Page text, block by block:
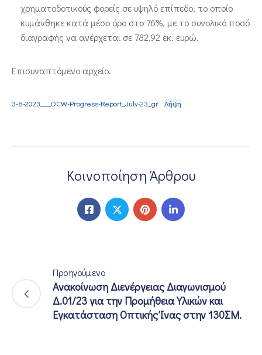
χρηματοδοτικούς φορείς σε υψηλό επίπεδο, το οποίο
κυμάνθηκε κατά μέσο όρο στο 76%, με το συνολικό ποσό
διαγραφής να ανέρχεται σε 782,92 εκ. ευρώ.
Επισυναπτόμενο αρχείο.
3-8-2023___OCW-Progress-Report_July-23_gr Λήψη
Κοινοποίηση Άρθρου
Προηγούμενο
Ανακοίνωση Διενέργειας Διαγωνισμού
Δ.01/23 για την Προμήθεια Υλικών και
Εγκατάσταση Οπτικής Ίνας στην 130ΣΜ.